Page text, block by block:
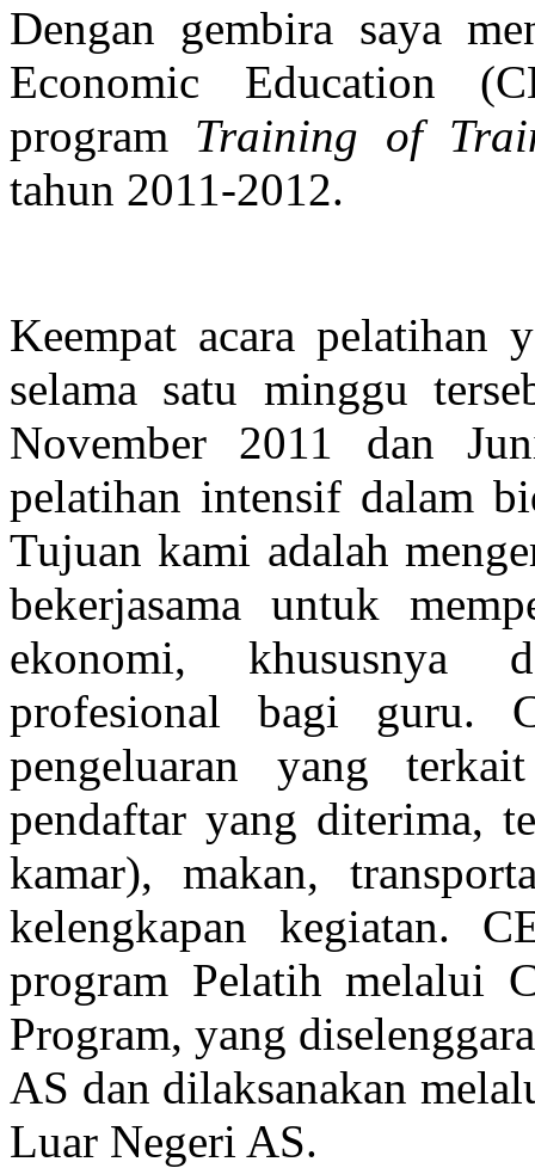
Dengan gembira saya
Economic Education
program Training of
tahun 2011-2012.
Keempat acara pelatihan
selama satu minggu
November 2011 dan
pelatihan intensif dalam
Tujuan kami adalah
bekerjasama untuk
ekonomi, khususnya
profesional bagi guru.
pengeluaran yang
pendaftar yang diterima,
kamar), makan,
kelengkapan kegiatan.
program Pelatih melalui
Program, yang
AS dan dilaksanakan
Luar Negeri AS.